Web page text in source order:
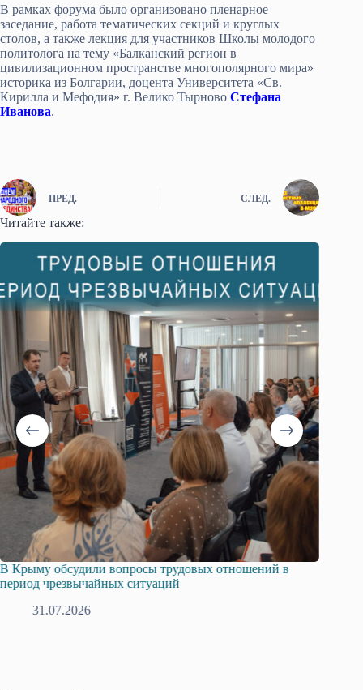
В рамках форума было организовано пленарное
заседание, работа тематических секций и круглых
столов, а также лекция для участников Школы молодого
политолога на тему «Балканский регион в
цивилизационном пространстве многополярного мира»
историка из Болгарии, доцента Университета «Св.
Кирилла и Мефодия» г. Велико Тырново Стефана
Иванова.
ПРЕД. СЛЕД.
Читайте также:
В Крыму обсудили вопросы трудовых отношений в
период чрезвычайных ситуаций
31.07.2026